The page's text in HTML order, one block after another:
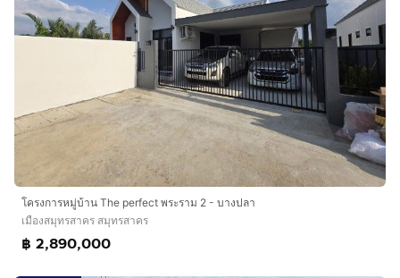
โครงการหมู่บ้าน The perfect พระราม 2 - บางปลา
เมืองสมุทรสาคร สมุทรสาคร
฿ 2,890,000